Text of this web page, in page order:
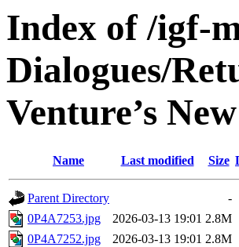
Index of /igf-
Dialogues/
Venture’s
Name Last modified Size
Parent Directory
-
0P4A7253.jpg
2026-03-13 19:01 2.8M
0P4A7252.jpg
2026-03-13 19:01 2.8M